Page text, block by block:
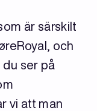
är särskilt
och
du ser på
vi att man